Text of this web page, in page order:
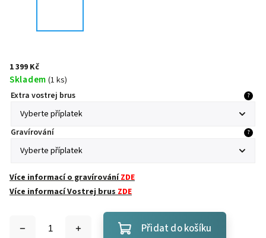
1 399 Kč
Skladem (1 ks)
Extra vostrej brus
?
Gravírování ?
Více informací o gravírováníZDE
Více informací Vostrej brusZDE
Přidat do košíku